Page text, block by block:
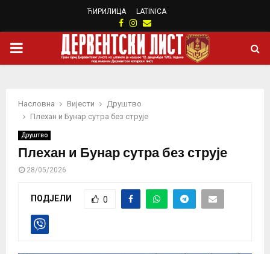
ЋИРИЛИЦА LATINICA
Facebook
Instagram
Email
PRIMARY
Насловна Вијести
Друштво
Плехан и Бунар сутра без струје
Друштво
Плехан и Бунар сутра без струје
28/05/2026
ПОДЈЕЛИ 0